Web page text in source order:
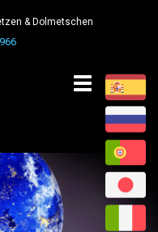
& Dolmetschen
Toggle
navigation